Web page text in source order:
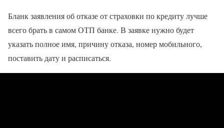
Бланк заявления об отказе от страховки по кредиту лучше
всего брать в самом ОТП банке. В заявке нужно будет
указать полное имя, причину отказа, номер мобильного,
поставить дату и расписаться.